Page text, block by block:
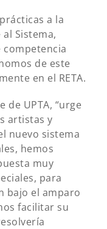
a la
Sistema,
competencia
de este
en el RETA.
de UPTA, “urge
artistas y
nuevo sistema
hemos
muy
para
bajo el amparo
facilitar su